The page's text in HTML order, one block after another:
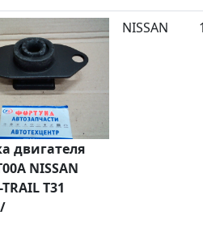
[4]
двигателя
NISSAN
T31
NISSAN